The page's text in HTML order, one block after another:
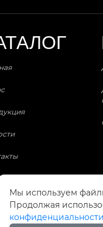
Мы используем
Продолжая